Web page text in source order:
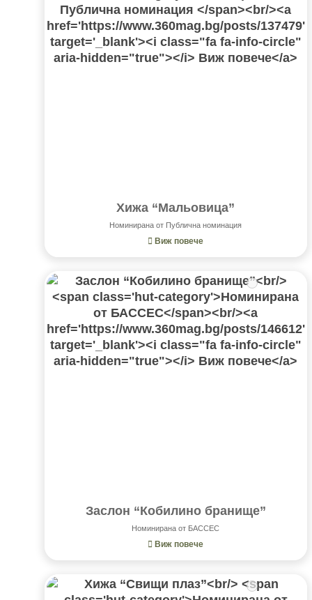
Хижа “Мальовица”
Номинирана от Публична номинация
Виж повече
Заслон “Кобилино бранище”
Номинирана от БАССЕС
Виж повече